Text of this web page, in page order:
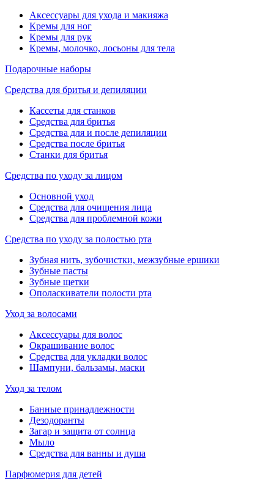
Аксессуары для ухода и макияжа
Кремы для ног
Кремы для рук
Кремы, молочко, лосьоны для тела
Подарочные наборы
Средства для бритья и депиляции
Кассеты для станков
Средства для бритья
Средства для и после депиляции
Средства после бритья
Станки для бритья
Средства по уходу за лицом
Основной уход
Средства для очищения лица
Средства для проблемной кожи
Средства по уходу за полостью рта
Зубная нить, зубочистки, межзубные ершики
Зубные пасты
Зубные щетки
Ополаскиватели полости рта
Уход за волосами
Аксессуары для волос
Окрашивание волос
Средства для укладки волос
Шампуни, бальзамы, маски
Уход за телом
Банные принадлежности
Дезодоранты
Загар и защита от солнца
Мыло
Средства для ванны и душа
Парфюмерия для детей